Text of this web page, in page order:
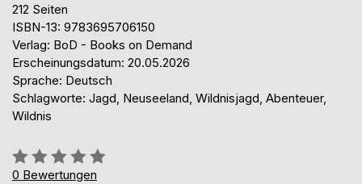
212 Seiten
ISBN-13: 9783695706150
Verlag: BoD - Books on Demand
Erscheinungsdatum: 20.05.2026
Sprache: Deutsch
Schlagworte: Jagd, Neuseeland, Wildnisjagd, Abenteuer,
Wildnis
Bewertung::
0%
0 Bewertungen